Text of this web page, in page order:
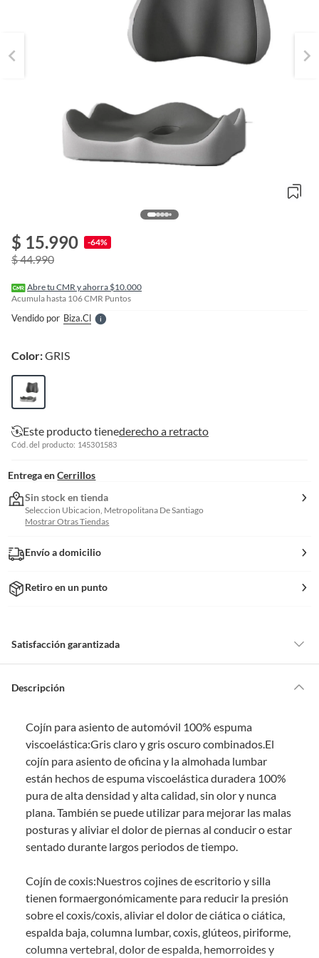
$ 15.990 -64%
$ 44.990
Abre tu CMR y ahorra $10.000
Acumula hasta 106CMR Puntos
Vendido por Biza.clS
l
l
I
n
Color:GRIS
Este producto tienederecho a retracto
Cód. del producto: 145301583
Entrega en Cerrillos
Sin stock en tienda
Seleccion Ubicacion, Metropolitana De Santiago
Mostrar Otras Tiendas
Envío a domicilio
Retiro en un punto
Satisfacción garantizada
de la compra.
comprado por internet y que hay ciertas categorías que no tienen este
derecho:
Productos que, por su naturaleza, no puedan ser devueltos,
puedan deteriorarse o caducar con rapidez.
Confeccionados a la medida.
De uso personal.
En sodimac.cl te damos 30 días desde que recibes el producto. Debe
estar en perfecto estado, con todas sus etiquetas y sin uso, tal como te lo
Productos digitales que se entregan a través de una descarga
electrónica, por ejemplo, cupones de experiencia o programas
para el computador.
Productos a pedido o confeccionados a medida.
Productos que han sido informados como imperfectos, usados,
Descripción
Cojín para asiento de automóvil 100% espuma
viscoelástica:Gris claro y gris oscuro combinados.El
cojín para asiento de oficina y la almohada lumbar
están hechos de espuma viscoelástica duradera 100%
pura de alta densidad y alta calidad, sin olor y nunca
plana. También se puede utilizar para mejorar las malas
posturas y aliviar el dolor de piernas al conducir o estar
sentado durante largos periodos de tiempo.
Cojín de coxis:Nuestros cojines de escritorio y silla
tienen formaergonómicamente para reducir la presión
sobre el coxis/coxis, aliviar el dolor de ciática o ciática,
espalda baja, columna lumbar, coxis, glúteos, piriforme,
columna vertebral, dolor de espalda, hemorroides y